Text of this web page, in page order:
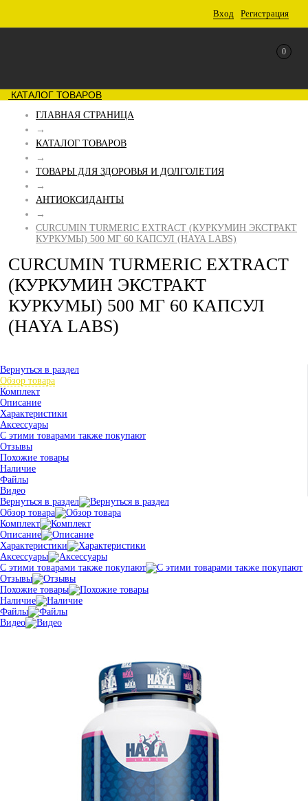
Вход Регистрация
0
КАТАЛОГ ТОВАРОВ
ГЛАВНАЯ СТРАНИЦА
→
КАТАЛОГ ТОВАРОВ
→
ТОВАРЫ ДЛЯ ЗДОРОВЬЯ И ДОЛГОЛЕТИЯ
→
АНТИОКСИДАНТЫ
→
CURCUMIN TURMERIC EXTRACT (КУРКУМИН ЭКСТРАКТ
КУРКУМЫ) 500 МГ 60 КАПСУЛ (HAYA LABS)
CURCUMIN TURMERIC EXTRACT
(КУРКУМИН ЭКСТРАКТ
КУРКУМЫ) 500 МГ 60 КАПСУЛ
(HAYA LABS)
Вернуться в раздел
Обзор товара
Комплект
Описание
Характеристики
Аксессуары
С этими товарами также покупают
Отзывы
Похожие товары
Наличие
Файлы
Видео
Вернуться в раздел
Обзор товара
Комплект
Описание
Характеристики
Аксессуары
С этими товарами также покупают
Отзывы
Похожие товары
Наличие
Файлы
Видео